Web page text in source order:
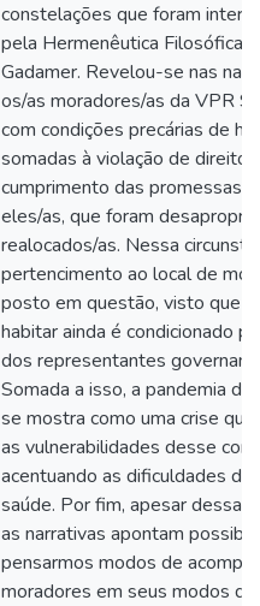
constelações que foram
pela Hermenêutica Filosófica
Gadamer. Revelou-se nas
os/as moradores/as da VPR
com condições precárias de
somadas à violação de
cumprimento das promessas
eles/as, que foram
realocados/as. Nessa
pertencimento ao local de
posto em questão, visto que
habitar ainda é condicionado
dos representantes
Somada a isso, a pandemia
se mostra como uma crise que
as vulnerabilidades desse
acentuando as dificuldades de
saúde. Por fim, apesar dessas
as narrativas apontam
pensarmos modos de
moradores em seus modos de